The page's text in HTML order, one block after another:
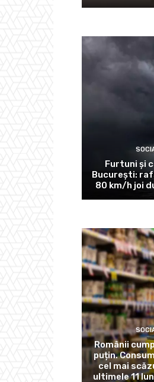
Furtuni și
București:
80 km/h joi
Românii
puțin.
cel mai
ultimele 11